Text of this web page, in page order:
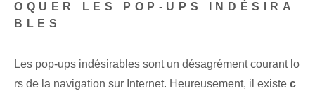
OQUER LES POP-UPS INDÉSIRA
BLES
Les pop-ups indésirables sont un désagrément courant lo
rs de la navigation sur Internet. Heureusement, il existe c